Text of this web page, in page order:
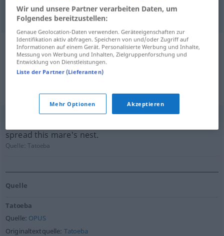
Beispielsätze aus externen Quellen
für "Tunichtgut"
geprüft)
spread this mare's nest.
Quelle:Tatoeba
Quelle
Tatoeba
Quelle: OPUS
Originaltextquelle: Tatoeba
Wir und unsere Partner verarbeiten Daten, um
Folgendes bereitzustellen:
Genaue Geolocation-Daten verwenden. Geräteeigenschaften zur
Identifikation aktiv abfragen. Speichern von und/oder Zugriff auf
Informationen auf einem Gerät. Personalisierte Werbung und Inhalte,
Messung von Werbung und Inhalten, Zielgruppenforschung und
Entwicklung von Dienstleistungen.
Liste der Partner (Lieferanten)
Mehr Optionen Akzeptieren